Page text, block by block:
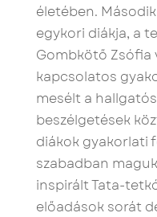
életében.
egykori diákja, a
Gombkötő Zsófia
kapcsolatos
mesélt a
beszélgetések
diákok gyakorlati
szabadban
inspirált Tata-
előadások sorát